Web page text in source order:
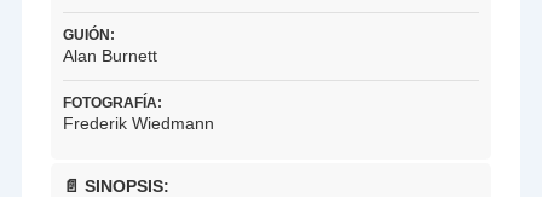
GUIÓN:
Alan Burnett
FOTOGRAFÍA:
Frederik Wiedmann
📄 SINOPSIS: